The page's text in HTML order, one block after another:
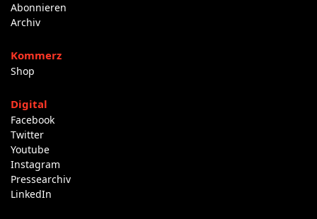
Abonnieren
Archiv
Kommerz
Shop
Digital
Facebook
Twitter
Youtube
Instagram
Pressearchiv
LinkedIn